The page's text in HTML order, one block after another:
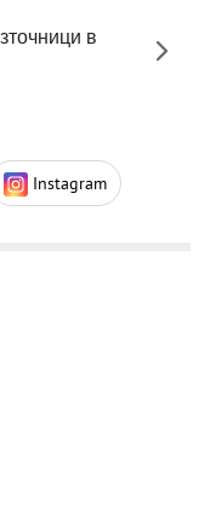
в
Instagram